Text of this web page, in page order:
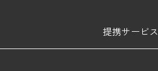
提携サービス